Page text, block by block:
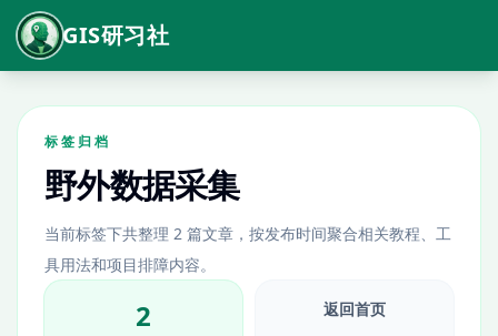
GIS研习社
标签归档
野外数据采集
当前标签下共整理 2 篇文章，按发布时间聚合相关教程、工
具用法和项目排障内容。
2 返回首页